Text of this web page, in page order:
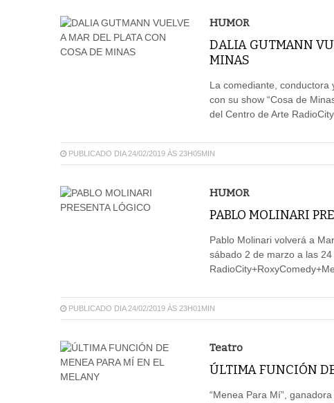
HUMOR
DALIA GUTMANN
MINAS
La comediante, conductora
con su show “Cosa de
del Centro de Arte
PUBLICADO DIA 24/02/2019 ÀS 23H05MIN
HUMOR
PABLO MOLINARI
Pablo Molinari volverá a
sábado 2 de marzo a las
PUBLICADO DIA 24/02/2019 ÀS 23H01MIN
Teatro
ÚLTIMA FUNCIÓN
“Menea Para Mí”,